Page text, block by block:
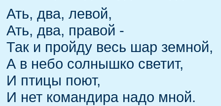
Ать, два, левой,
Ать, два, правой -
Так и пройду весь шар земной,
А в небо солнышко светит,
И птицы поют,
И нет командира надо мной.